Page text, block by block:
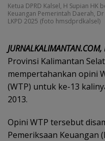
Ketua DPRD Kalsel, H Supian HK
Keuangan Pemerintah Daerah,
LKPD 2025 (foto hmsdprdkalsel)
‎JURNALKALIMANTAN.COM,
Provinsi Kalimantan
mempertahankan opini
(WTP) untuk ke-13
2013.
Opini WTP tersebut
Pemeriksaan Keuangan